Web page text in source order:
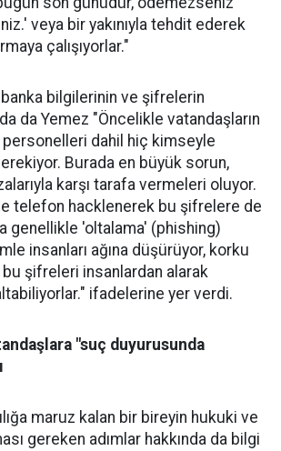
veya bir yakınıyla tehdit ederek
çalışıyorlar."
bilgilerinin ve şifrelerin
da Yemez "Öncelikle vatandaşların
dahil hiç kimseyle
Burada en büyük sorun,
karşı tarafa vermeleri oluyor.
telefon hacklenerek bu şifrelere de
genellikle 'oltalama' (phishing)
insanları ağına düşürüyor, korku
şifreleri insanlardan alarak
ifadelerine yer verdi.
"suç duyurusunda
maruz kalan bir bireyin hukuki ve
gereken adımlar hakkında da bilgi